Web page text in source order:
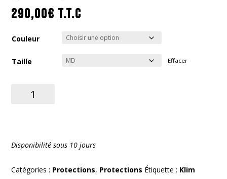
290,00€ T.T.C
Couleur
Taille Effacer
quantité
SS
Disponibilité sous 10 jours
Catégories : Protections, Protections Étiquette : Klim